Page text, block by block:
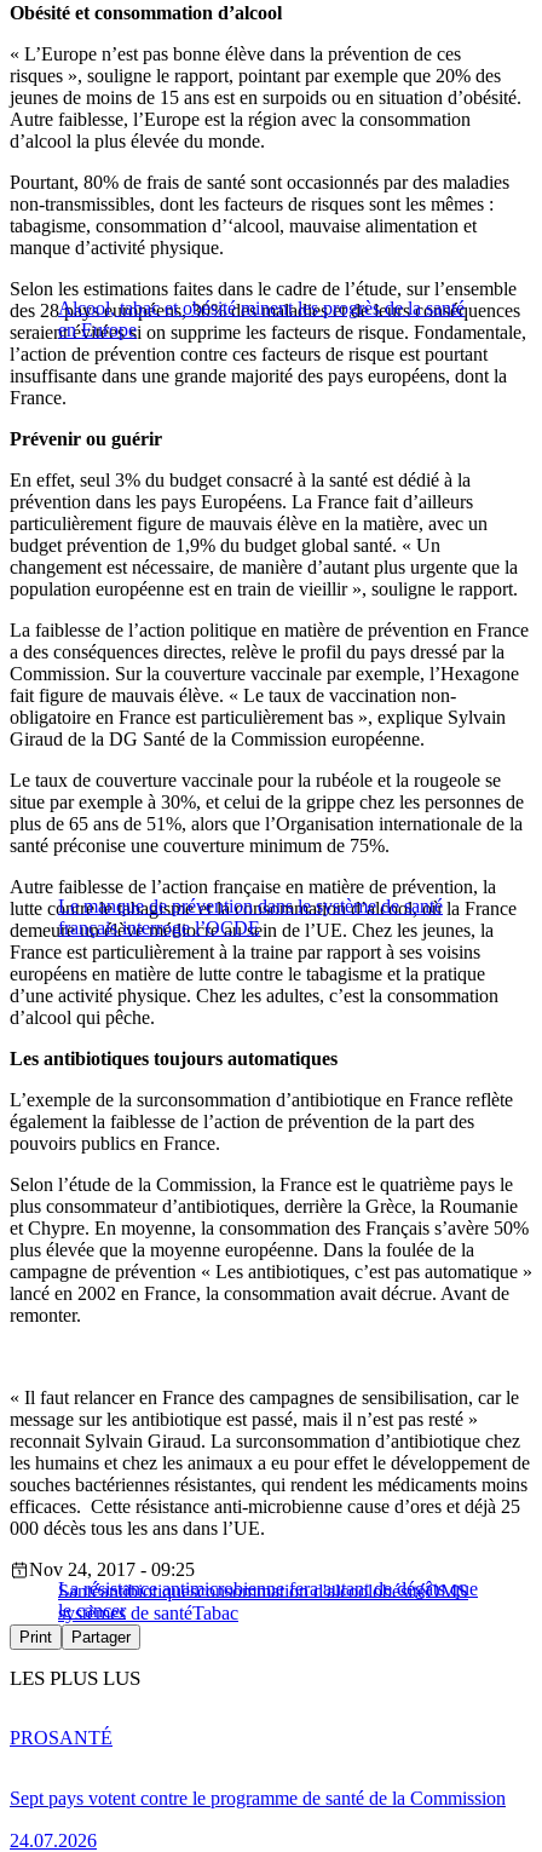
Obésité et consommation d’alcool
« L’Europe n’est pas bonne élève dans la prévention de ces
risques », souligne le rapport, pointant par exemple que 20% des
jeunes de moins de 15 ans est en surpoids ou en situation d’obésité.
Autre faiblesse, l’Europe est la région avec la consommation
d’alcool la plus élevée du monde.
Pourtant, 80% de frais de santé sont occasionnés par des maladies
non-transmissibles, dont les facteurs de risques sont les mêmes :
tabagisme, consommation d’‘alcool, mauvaise alimentation et
manque d’activité physique.
Alcool, tabac et obésité minent les progrès de la santé
en Europe
Selon les estimations faites dans le cadre de l’étude, sur l’ensemble
des 28 pays européens, 30% des maladies et de leurs conséquences
seraient évitées si on supprime les facteurs de risque. Fondamentale,
l’action de prévention contre ces facteurs de risque est pourtant
insuffisante dans une grande majorité des pays européens, dont la
France.
Prévenir ou guérir
En effet, seul 3% du budget consacré à la santé est dédié à la
prévention dans les pays Européens. La France fait d’ailleurs
particulièrement figure de mauvais élève en la matière, avec un
budget prévention de 1,9% du budget global santé. « Un
changement est nécessaire, de manière d’autant plus urgente que la
population européenne est en train de vieillir », souligne le rapport.
La faiblesse de l’action politique en matière de prévention en France
a des conséquences directes, relève le profil du pays dressé par la
Commission. Sur la couverture vaccinale par exemple, l’Hexagone
fait figure de mauvais élève. « Le taux de vaccination non-
obligatoire en France est particulièrement bas », explique Sylvain
Giraud de la DG Santé de la Commission européenne.
Le taux de couverture vaccinale pour la rubéole et la rougeole se
situe par exemple à 30%, et celui de la grippe chez les personnes de
plus de 65 ans de 51%, alors que l’Organisation internationale de la
santé préconise une couverture minimum de 75%.
Le manque de prévention dans le système de santé
français interroge l’OCDE
Autre faiblesse de l’action française en matière de prévention, la
lutte contre le tabagisme et la consommation d’alcool, où la France
demeure un élève médiocre au sein de l’UE. Chez les jeunes, la
France est particulièrement à la traine par rapport à ses voisins
européens en matière de lutte contre le tabagisme et la pratique
d’une activité physique. Chez les adultes, c’est la consommation
d’alcool qui pêche.
Les antibiotiques toujours automatiques
L’exemple de la surconsommation d’antibiotique en France reflète
également la faiblesse de l’action de prévention de la part des
pouvoirs publics en France.
Selon l’étude de la Commission, la France est le quatrième pays le
plus consommateur d’antibiotiques, derrière la Grèce, la Roumanie
et Chypre. En moyenne, la consommation des Français s’avère 50%
plus élevée que la moyenne européenne. Dans la foulée de la
campagne de prévention « Les antibiotiques, c’est pas automatique »
lancé en 2002 en France, la consommation avait décrue. Avant de
remonter.
« Il faut relancer en France des campagnes de sensibilisation, car le
message sur les antibiotique est passé, mais il n’est pas resté »
reconnait Sylvain Giraud. La surconsommation d’antibiotique chez
les humains et chez les animaux a eu pour effet le développement de
souches bactériennes résistantes, qui rendent les médicaments moins
efficaces. Cette résistance anti-microbienne cause d’ores et déjà 25
000 décès tous les ans dans l’UE.
La résistance antimicrobienne fera autant de dégâts que
le cancer
Nov 24, 2017 - 09:25
Santéantibiotiquesconsommation d'alcoolobésitéOMS
systèmes de santéTabac
Print Partager
LES PLUS LUS
Sept pays votent contre le programme de santé de la Commission
24.07.2026
PROSANTÉ